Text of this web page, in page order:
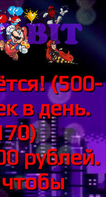
(500-
в день.
рублей.